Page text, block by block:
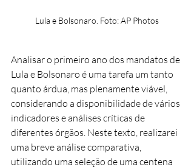
Lula e Bolsonaro. Foto: AP Photos
Analisar o primeiro ano dos mandatos de
Lula e Bolsonaro é uma tarefa um tanto
quanto árdua, mas plenamente viável,
considerando a disponibilidade de vários
indicadores e análises críticas de
diferentes órgãos. Neste texto, realizarei
uma breve análise comparativa,
utilizando uma seleção de uma centena